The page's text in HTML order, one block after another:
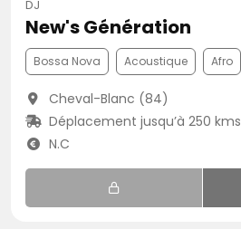
DJ
New's Génération
Bossa Nova Acoustique Afro
Cheval-Blanc (84)
Déplacement jusqu’à 250 kms
N.C